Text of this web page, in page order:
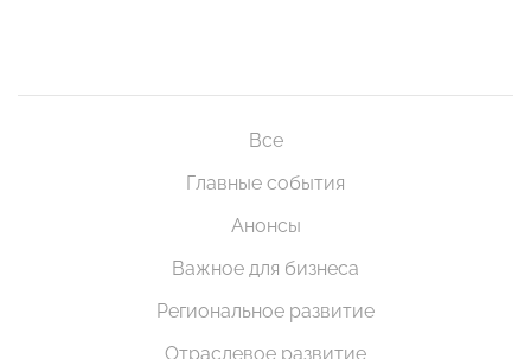
Все
Главные события
Анонсы
Важное для бизнеса
Региональное развитие
Отраслевое развитие